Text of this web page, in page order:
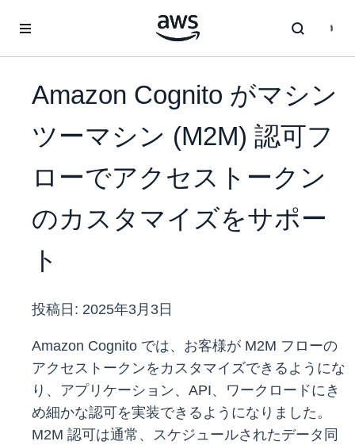
Amazon Cognito がマシン
ツーマシン (M2M) 認可フ
ローでアクセストークン
のカスタマイズをサポー
ト
投稿日: 2025年3月3日
Amazon Cognito では、お客様が M2M フローの
アクセストークンをカスタマイズできるようにな
り、アプリケーション、API、ワークロードにき
め細かな認可を実装できるようになりました。
M2M 認可は通常、スケジュールされたデータ同